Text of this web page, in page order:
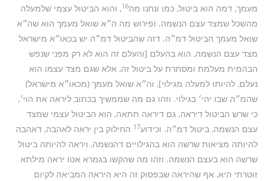
מעמך, דמה הוא ביטול, כמו ונחנו מה16, והוא הביטול עצמי שלמעלה
מהשכל שמצד עצם הנשמה. ופירוש מה ה״א שואל מעמך הוא שה״א
שואל מעמך הביטול דמ״ה. דזה שהביטול דמ״ה יש בכאו״א מישראל
מצד עצם הנשמה, הוא בהעלם [והעלם זה הוא לא רק מפני שנפש
הבהמית מעלמת ומסתרת על ביטול זה, אלא שגם מצד עצמו הוא
נעלם, להיותו למעלה מגילוי], וה״א שואל מעמך (מכאו״א מישראל)
שהמ״ה שבו יהי׳ בגילוי. וזהו גם מה שממשיך בכתוב ליראה את הוי׳,
כי שרש הביטול דיראה, גם דיראה תתאה, הוא הביטול עצמי שמצד
עצם הנשמה, ביטול דמ״ה. וכידוע17 החילוק בין יראה לאהבה, דאהבה
להיותה מציאות שרשה הוא בהגילויים דהנשמה, ויראה להיותה ביטול
שרשה הוא בעצם הנשמה. וזהו מה שהקשו בגמרא אטו יראה מילתא
זוטרתי היא, אף שהיראה שבפסוק זה היא היראה המביאה לקיום